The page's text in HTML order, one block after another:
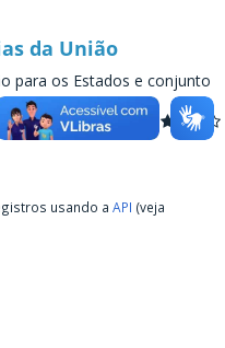
da União
para os Estados e conjunto
usando a API (veja